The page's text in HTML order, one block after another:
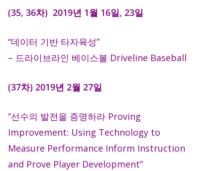
(35, 36차) 2019년 1월 16일, 23일
“데이터 기반 타자육성”
– 드라이브라인 베이스볼 Driveline Baseball
(37차) 2019년 2월 27일
“선수의 발전을 증명하라 Proving
Improvement: Using Technology to
Measure Performance Inform Instruction
and Prove Player Development”